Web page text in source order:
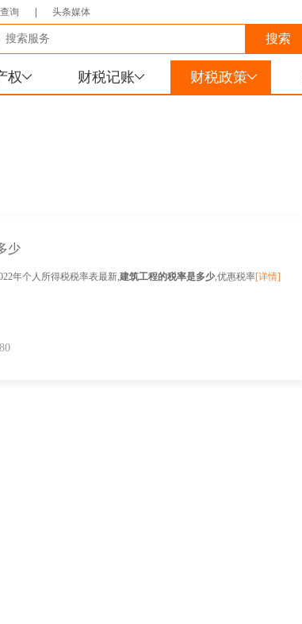
询 头条媒体
权 财税记账 财税政策
少
年个人所得税税率表最新,建筑工程的税率是多少,优惠税率[详情]